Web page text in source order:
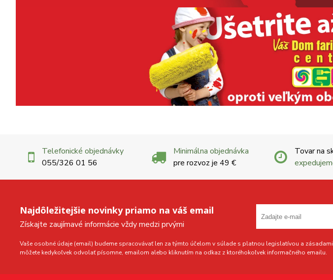
Telefonické objednávky
055/326 01 56
Minimálna objednávka
pre rozvoz je 49 €
Tovar na
Najdôležitejšie novinky priamo na váš email
Získajte zaujímavé informácie vždy medzi prvými
Vaše osobné údaje (email) budeme spracovávať len za týmto účelom v súlade s platnou legislatívou a
môžete kedykoľvek odvolať písomne, emailom alebo kliknutím na odkaz z ktoréhokoľvek informačného emailu.